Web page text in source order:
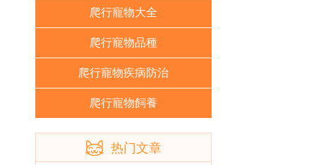
爬行寵物大全
爬行寵物品種
爬行寵物疾病防治
爬行寵物飼養
热门文章